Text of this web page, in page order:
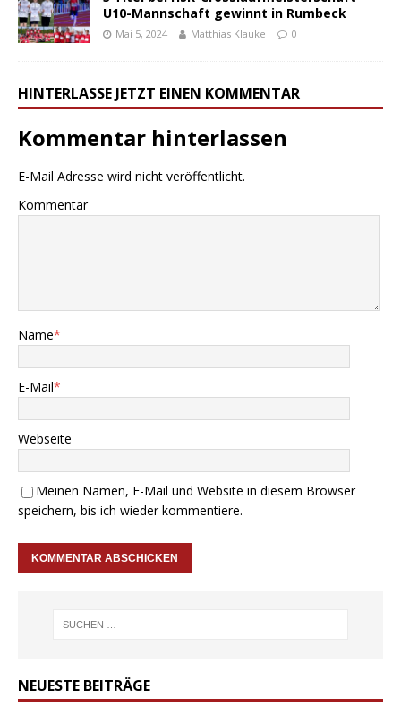
U10-Mannschaft gewinnt in Rumbeck
Mai 5, 2024 Matthias Klauke 0
HINTERLASSE JETZT EINEN KOMMENTAR
Kommentar hinterlassen
E-Mail Adresse wird nicht veröffentlicht.
Kommentar
Name*
E-Mail*
Webseite
Meinen Namen, E-Mail und Website in diesem Browser
speichern, bis ich wieder kommentiere.
NEUESTE BEITRÄGE